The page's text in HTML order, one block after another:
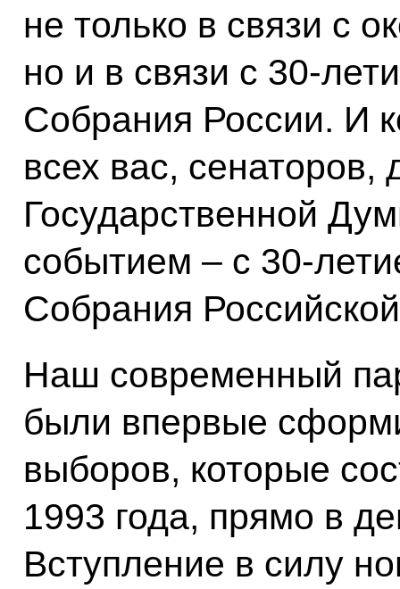
не только в связи с
но и в связи с 30-
Собрания России. И
всех вас, сенаторов,
Государственной
событием – с 30-
Собрания
Наш современный
были впервые
выборов, которые
1993 года, прямо в
Вступление в силу